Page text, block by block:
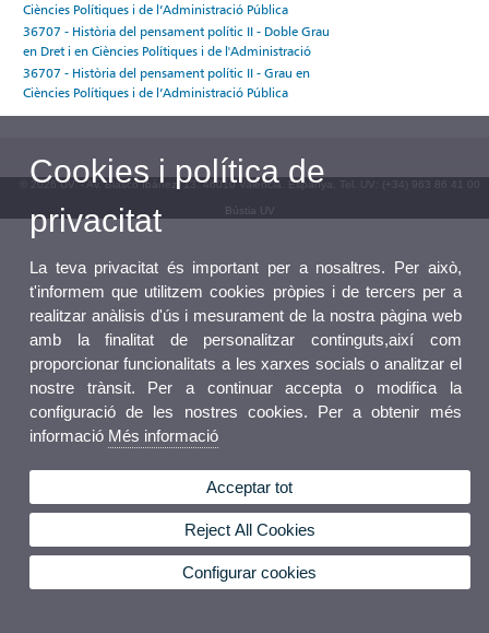
Ciències Polítiques i de l’Administració Pública
36707 - Història del pensament polític II - Doble Grau
en Dret i en Ciències Polítiques i de l'Administració
36707 - Història del pensament polític II - Grau en
Ciències Polítiques i de l’Administració Pública
© 2026 UV. - Av. Blasco Ibáñez, 13. 46010 València. Espanya. Tel. UV: (+34) 963 86 41 00
Bústia UV
Cookies i política de
privacitat
La teva privacitat és important per a nosaltres. Per això,
t'informem que utilitzem cookies pròpies i de tercers per a
realitzar anàlisis d'ús i mesurament de la nostra pàgina web
amb la finalitat de personalitzar continguts,així com
proporcionar funcionalitats a les xarxes socials o analitzar el
nostre trànsit. Per a continuar accepta o modifica la
configuració de les nostres cookies. Per a obtenir més
informació Més informació
Acceptar tot
Reject All Cookies
Configurar cookies